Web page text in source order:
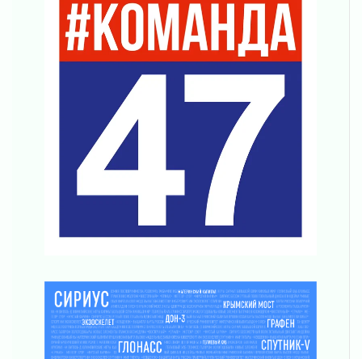
Никакого принуждения, только письменное
согласие
04 августа 2026
Важная информация
04 августа 2026
Что делать со сбережениями
04 августа 2026
Награды нашли строителей
Ленобласть повышает производительность
труда в ЖКХ
Поддержка волонтерских объединений
03 августа 2026
Ладожский мост полностью закроют на два
часа
03 августа 2026